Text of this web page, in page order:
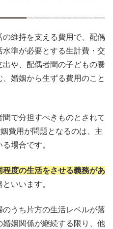
維持を支える費用で、配偶
準が必要とする生計費・交
や、配偶者間の子どもの養
婚姻から生ずる費用のこと
で分担すべきものとされて
費用が問題となるのは、主
場合です。
度の生活をさせる義務があ
いいます。
うち片方の生活レベルが落
姻関係が継続する限り、他